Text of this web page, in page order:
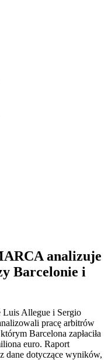
analizuje
Barcelonie i
Luis Allegue i Sergio
pracę arbitrów
Barcelona zapłaciła
euro. Raport
dane dotyczące wyników,